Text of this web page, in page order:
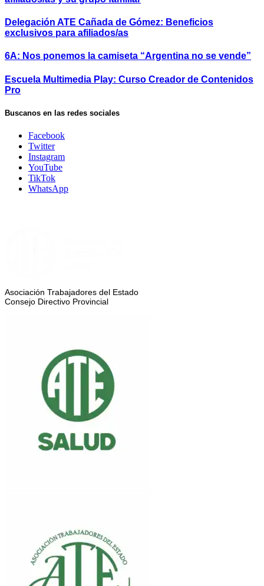
Delegación ATE Cañada de Gómez: Beneficios
exclusivos para afiliados/as
6A: Nos ponemos la camiseta “Argentina no se vende”
Escuela Multimedia Play: Curso Creador de Contenidos
Pro
Buscanos en las redes sociales
Facebook
Twitter
Instagram
YouTube
TikTok
WhatsApp
Asociación Trabajadores del Estado
Consejo Directivo Provincial